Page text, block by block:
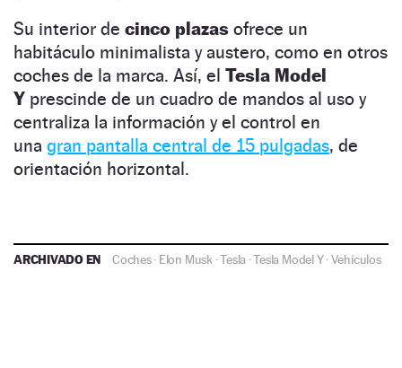
Su interior de cinco plazas ofrece un
habitáculo minimalista y austero, como en otros
coches de la marca. Así, el Tesla Model
Y prescinde de un cuadro de mandos al uso y
centraliza la información y el control en
una gran pantalla central de 15 pulgadas, de
orientación horizontal.
ARCHIVADO EN Coches· Elon Musk ·Tesla ·Tesla Model Y·Vehículos